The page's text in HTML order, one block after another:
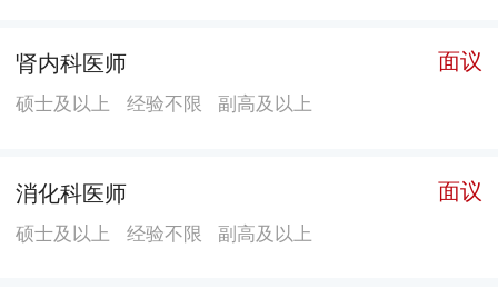
肾内科医师 面议
硕士及以上 经验不限 副高及以上
消化科医师 面议
硕士及以上 经验不限 副高及以上